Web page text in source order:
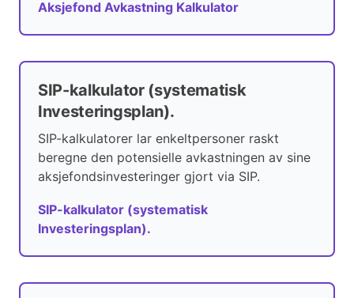
Aksjefond Avkastning Kalkulator
SIP-kalkulator (systematisk
Investeringsplan).
SIP-kalkulatorer lar enkeltpersoner raskt
beregne den potensielle avkastningen av sine
aksjefondsinvesteringer gjort via SIP.
SIP-kalkulator (systematisk
Investeringsplan).